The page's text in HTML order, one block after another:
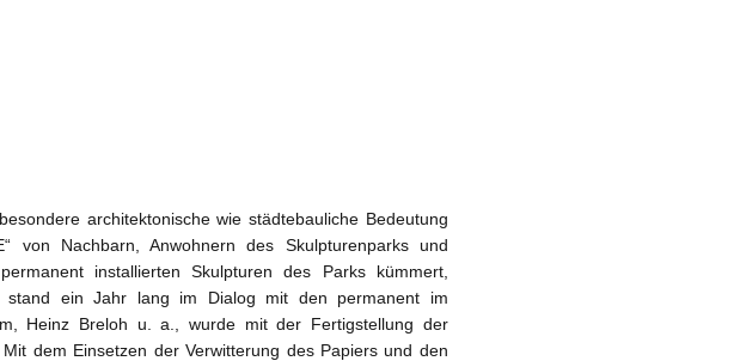
architektonische wie städtebauliche Bedeutung
von Nachbarn, Anwohnern des Skulpturenparks und
installierten Skulpturen des Parks kümmert,
stand ein Jahr lang im Dialog mit den permanent im
Heinz Breloh u. a., wurde mit der Fertigstellung der
dem Einsetzen der Verwitterung des Papiers und den